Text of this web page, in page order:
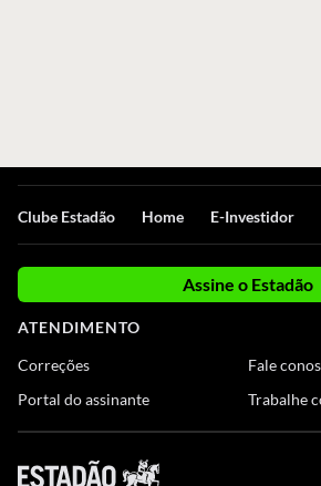
Clube Estadão Home E-Investidor
Assine o Estadão
ATENDIMENTO
Correções
Portal do assinante
Fale
Trabalhe